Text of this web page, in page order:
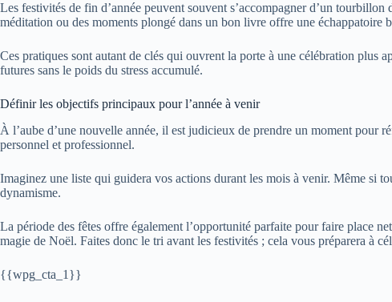
Les festivités de fin d’année peuvent souvent s’accompagner d’un
méditation ou des moments plongé dans un bon livre offre une échappatoire
Ces pratiques sont autant de clés qui ouvrent la porte à une célébration plus
futures sans le poids du stress accumulé.
Définir les objectifs principaux pour l’année à venir
À l’aube d’une nouvelle année, il est judicieux de prendre un moment pour
personnel et professionnel.
Imaginez une liste qui guidera vos actions durant les mois à venir. Même si
dynamisme.
La période des fêtes offre également l’opportunité parfaite pour faire place
magie de Noël. Faites donc le tri avant les festivités ; cela vous préparera à
{{wpg_cta_1}}